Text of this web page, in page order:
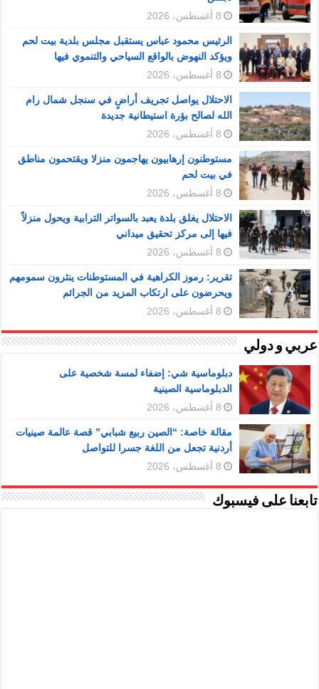
8 أغسطس، 2026
الرئيس محمود عباس يستقبل مجلس بلدية بيت لحم
ويؤكد النهوض بالواقع السياحي والتنموي فيها
8 أغسطس، 2026
الاحتلال يواصل تجريف أراضٍ في سنجل شمال رام
الله لصالح بؤرة استيطانية جديدة
8 أغسطس، 2026
مستوطنون إرهابيون يهاجمون منزلا ويقتحمون مناطق
في بيت لحم
8 أغسطس، 2026
الاحتلال يغلق بلدة يعبد بالسواتر الترابية ويحول منزلاً
فيها إلى مركز تحقيق ميداني
8 أغسطس، 2026
تقرير: رموز الكراهية في المستوطنات ينثرون سمومهم
ويحرضون على ارتكاب المزيد من الجرائم
8 أغسطس، 2026
عربي و دولي
دبلوماسية شي: إضفاء لمسة شخصية على
الدبلوماسية الصينية
8 أغسطس، 2026
مقالة خاصة: “الصين ربيع شبابي” قصة عالمة صينيات
أردنية تجعل من اللغة جسرا للتواصل
8 أغسطس، 2026
تابعنا على فيسبوك